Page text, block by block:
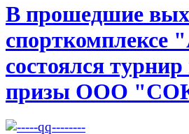
В прошедшие
спорткомплексе
состоялся
призы ООО